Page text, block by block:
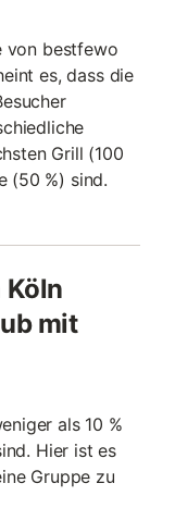
von bestfewo
es, dass die
Grill (100
(50 %) sind.
Köln
mit
als 10 %
Hier ist es
Gruppe zu